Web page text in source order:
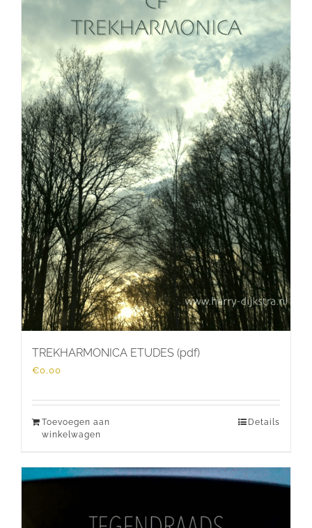
TREKHARMONICA ETUDES (pdf)
€0,00
Toevoegen aan
winkelwagen
Details